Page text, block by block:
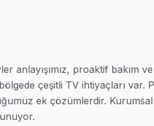
anlayışımız, proaktif bakım
çeşitli TV ihtiyaçları var.
ek çözümlerdir.